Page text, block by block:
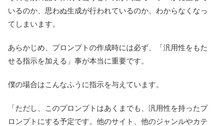
いるのか、思わぬ生成が行われているのか、わからなくなっ
てしまいます。
あらかじめ、プロンプトの作成時には必ず、「汎用性をもた
せる指示を加える」事が本当に重要です。
僕の場合はこんなふうに指示を与えています。
「ただし、このプロンプトはあくまでも、汎用性を持ったプ
ロンプトにする予定です。他のサイト、他のジャンルやカテ